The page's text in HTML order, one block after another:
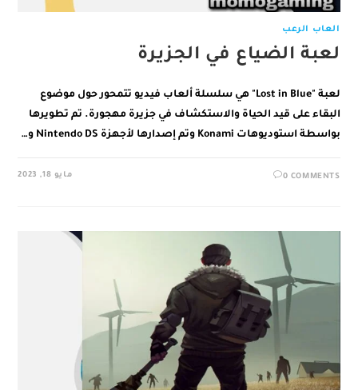
العاب الرعب
لعبة الضياع في الجزيرة
لعبة "Lost in Blue" هي سلسلة ألعاب فيديو تتمحور حول موضوع
البقاء على قيد الحياة والاستكشاف في جزيرة مهجورة. تم تطويرها
بواسطة استوديوهات Konami وتم إصدارها لأجهزة Nintendo DS و…
0 COMMENTS مايو 18, 2023